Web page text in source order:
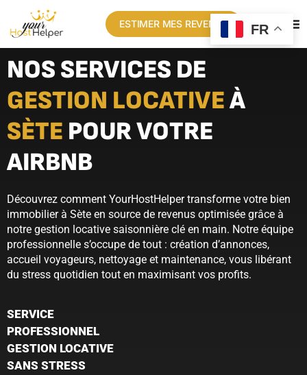
ESTIMER MES REVENUS
NOS SERVICES DE
GESTION LOCATIVEÀ
SÈTE POUR VOTRE
AIRBNB
Découvrez comment YourHostHelper transforme votre bien
immobilier à Sète en source de revenus optimisée grâce à
notre gestion locative saisonnière clé en main. Notre équipe
professionnelle s’occupe de tout : création d’annonces,
accueil voyageurs, nettoyage et maintenance, vous libérant
du stress quotidien tout en maximisant vos profits.
SERVICE
PROFESSIONNEL
GESTION LOCATIVE
SANS STRESS
FR